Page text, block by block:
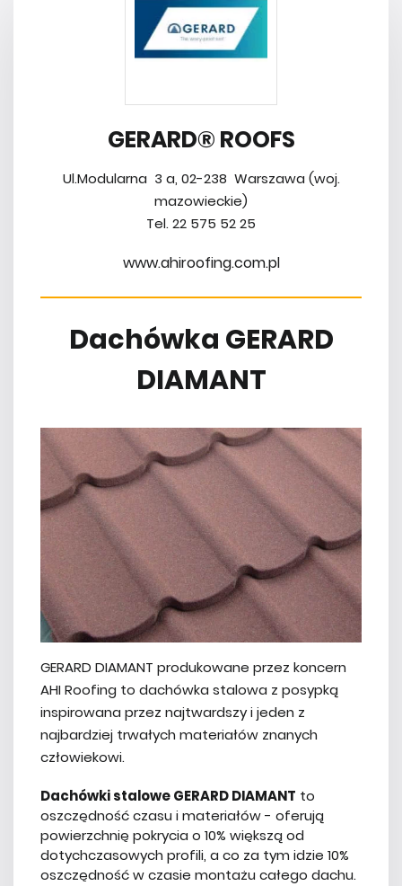
GERARD® ROOFS
Ul.Modularna 3 a, 02-238 Warszawa (woj.
mazowieckie)
Tel. 22 575 52 25
www.ahiroofing.com.pl
Dachówka GERARD
DIAMANT
GERARD DIAMANT produkowane przez koncern
AHI Roofing to dachówka stalowa z posypką
inspirowana przez najtwardszy i jeden z
najbardziej trwałych materiałów znanych
człowiekowi.
Dachówki stalowe GERARD DIAMANT to
oszczędność czasu i materiałów - oferują
powierzchnię pokrycia o 10% większą od
dotychczasowych profili, a co za tym idzie 10%
oszczędność w czasie montażu całego dachu.